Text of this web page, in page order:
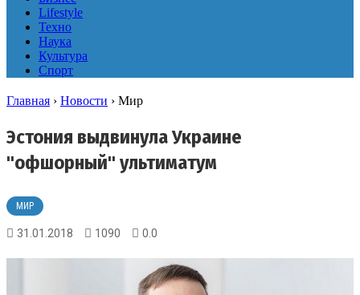
Lifestyle
Техно
Наука
Культура
Спорт
Главная › Новости › Мир
Эстония выдвинула Украине
"офшорный" ультиматум
МИР
31.01.2018 1090 0.0